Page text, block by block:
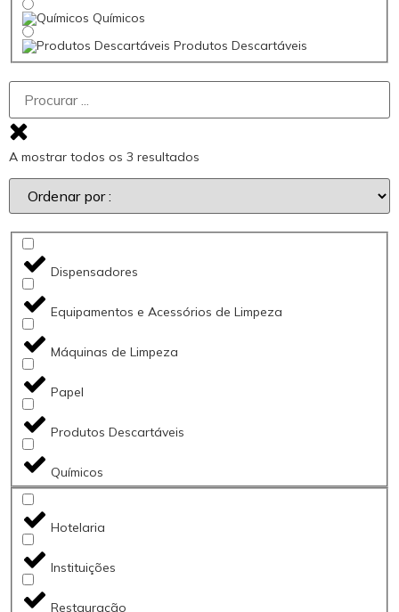
Químicos
Produtos Descartáveis
A mostrar todos os 3 resultados
Dispensadores
Equipamentos e Acessórios de Limpeza
Máquinas de Limpeza
Papel
Produtos Descartáveis
Químicos
Hotelaria
Instituições
Restauração